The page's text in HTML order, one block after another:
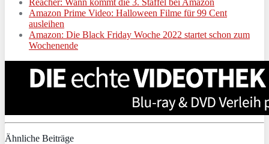
Amazon Prime Video: Halloween Filme für 99 Cent
ausleihen
Amazon: Die Black Friday Woche 2022 startet schon zum
Wochenende
Ähnliche Beiträge